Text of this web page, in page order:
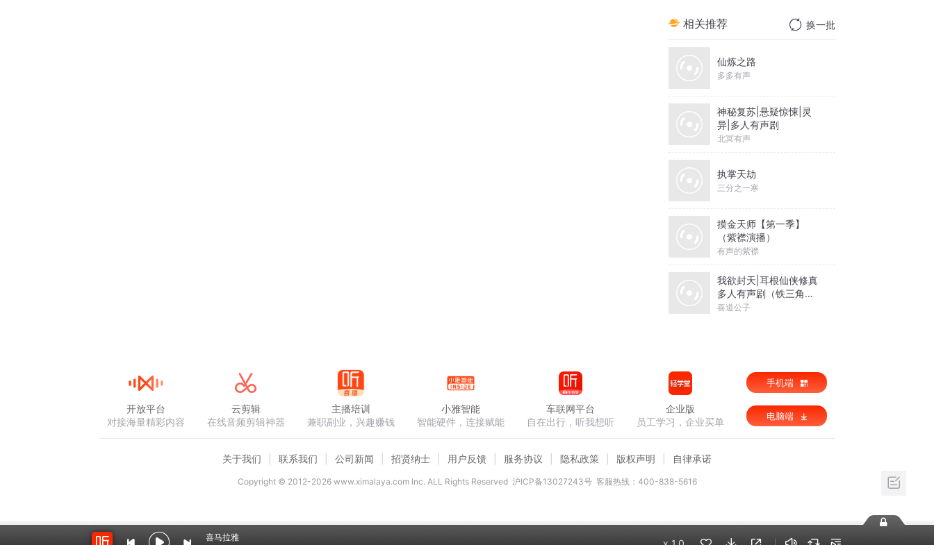
相关推荐 换一批
仙炼之路
多多有声
神秘复苏|悬疑惊悚|灵
异|多人有声剧
北冥有声
执掌天劫
三分之一寒
摸金天师【第一季】
（紫襟演播）
有声的紫襟
我欲封天|耳根仙侠修真
多人有声剧（铁三角出
品）
喜道公子
喜马拉雅
开放平台
对接海量精彩内容
云剪辑
在线音频剪辑神器
主播培训
兼职副业，兴趣赚钱
小雅智能
智能硬件，连接赋能
车联网平台
自在出行，听我想听
企业版
员工学习，企业买单
手机端
电脑端
关于我们 联系我们 公司新闻 招贤纳士 用户反馈 服务协议 隐私政策 版权声明 自律承诺
Copyright © 2012-2026www.ximalaya.com lnc. ALL Rights Reserved 沪ICP备13027243号 客服热线：400-838-5616